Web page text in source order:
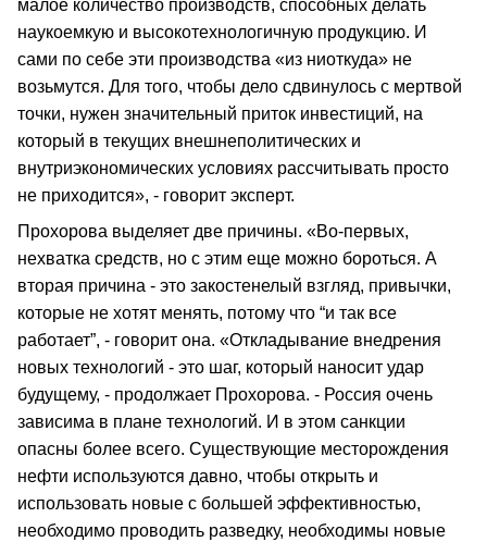
малое количество производств, способных делать
наукоемкую и высокотехнологичную продукцию. И
сами по себе эти производства «из ниоткуда» не
возьмутся. Для того, чтобы дело сдвинулось с мертвой
точки, нужен значительный приток инвестиций, на
который в текущих внешнеполитических и
внутриэкономических условиях рассчитывать просто
не приходится», - говорит эксперт.
Прохорова выделяет две причины. «Во-первых,
нехватка средств, но с этим еще можно бороться. А
вторая причина - это закостенелый взгляд, привычки,
которые не хотят менять, потому что “и так все
работает”, - говорит она. «Откладывание внедрения
новых технологий - это шаг, который наносит удар
будущему, - продолжает Прохорова. - Россия очень
зависима в плане технологий. И в этом санкции
опасны более всего. Существующие месторождения
нефти используются давно, чтобы открыть и
использовать новые с большей эффективностью,
необходимо проводить разведку, необходимы новые